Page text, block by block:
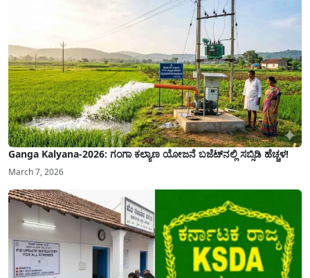
Ganga Kalyana-2026: ಗಂಗಾ ಕಲ್ಯಾಣ ಯೋಜನೆ ಬಜೆಟ್‌ನಲ್ಲಿ ಸಬ್ಸಿಡಿ ಹೆಚ್ಚಳ!
March 7, 2026